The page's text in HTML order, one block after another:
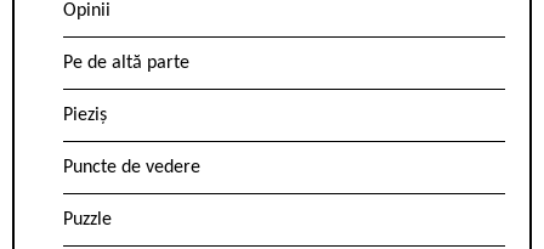
Opinii
Pe de altă parte
Pieziș
Puncte de vedere
Puzzle